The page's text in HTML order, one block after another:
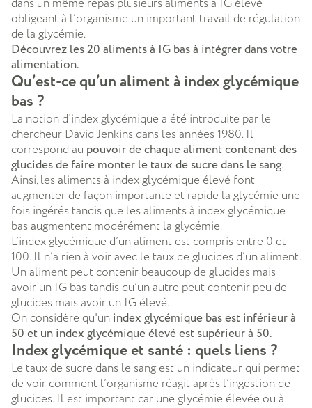
obligeant à l’organisme un important travail de régulation
de la glycémie.
Découvrez les 20 aliments à IG bas à intégrer dans votre
alimentation.
Qu’est-ce qu’un aliment à index glycémique
bas ?
La notion d’index glycémique a été introduite par le
chercheur David Jenkins dans les années 1980. Il
correspond au pouvoir de chaque aliment contenant des
glucides de faire monter le taux de sucre dans le sang.
Ainsi, les aliments à index glycémique élevé font
augmenter de façon importante et rapide la glycémie une
fois ingérés tandis que les aliments à index glycémique
bas augmentent modérément la glycémie.
L’index glycémique d’un aliment est compris entre 0 et
100. Il n’a rien à voir avec le taux de glucides d’un aliment.
Un aliment peut contenir beaucoup de glucides mais
avoir un IG bas tandis qu’un autre peut contenir peu de
glucides mais avoir un IG élevé.
On considère qu'un index glycémique bas est inférieur à
50 et un index glycémique élevé est supérieur à 50.
Index glycémique et santé : quels liens ?
Le taux de sucre dans le sang est un indicateur qui permet
de voir comment l’organisme réagit après l’ingestion de
glucides. Il est important car une glycémie élevée ou à